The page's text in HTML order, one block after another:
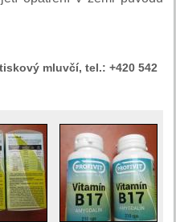
mluvčí, tel.: +420 542